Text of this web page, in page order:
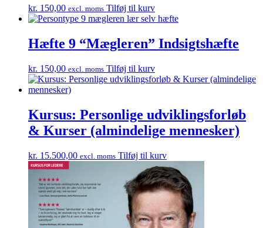
kr. 150,00 excl. moms Tilføj til kurv
Hæfte 9 “Mægleren” Indsigtshæfte
kr. 150,00 excl. moms Tilføj til kurv
Kursus: Personlige udviklingsforløb
& Kurser (almindelige mennesker)
kr. 15.500,00 excl. moms Tilføj til kurv